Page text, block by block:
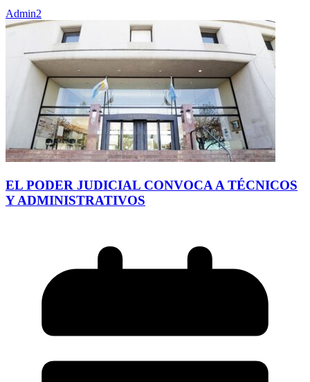
Admin2
EL PODER JUDICIAL CONVOCA A TÉCNICOS
Y ADMINISTRATIVOS